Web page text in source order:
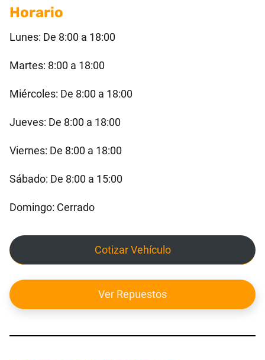
Horario
Lunes: De 8:00 a 18:00
Martes: 8:00 a 18:00
Miércoles: De 8:00 a 18:00
Jueves: De 8:00 a 18:00
Viernes: De 8:00 a 18:00
Sábado: De 8:00 a 15:00
Domingo: Cerrado
Cotizar Vehículo
Ver Repuestos